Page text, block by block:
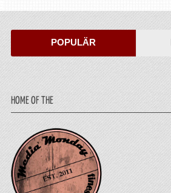
POPULÄR
HOME OF THE